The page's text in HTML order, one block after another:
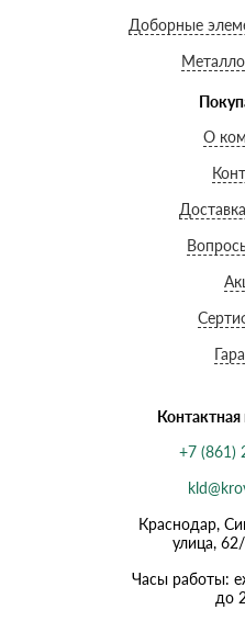
Доборные
О
+7 (861)
Краснодар,
улица,
Часы работы:
до